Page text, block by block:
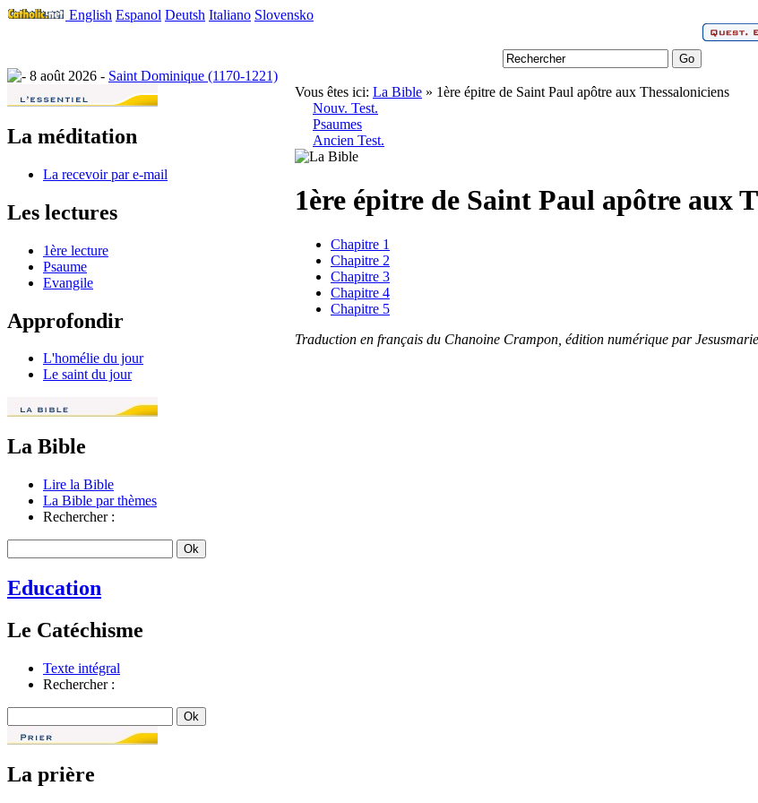
English Espanol Deutsh Italiano Slovensko
8 août 2026 - Saint Dominique (1170-1221)
La méditation
La recevoir par e-mail
Les lectures
1ère lecture
Psaume
Evangile
Approfondir
L'homélie du jour
Le saint du jour
La Bible
Lire la Bible
La Bible par thèmes
Rechercher :
Education
Le Catéchisme
Texte intégral
Rechercher :
La prière
Vous êtes ici: La Bible » 1ère épitre de Saint Paul apôtre aux Thessaloniciens
Nouv. Test.
Psaumes
Ancien Test.
1ère épitre de Saint Paul apôtre aux
Chapitre 1
Chapitre 2
Chapitre 3
Chapitre 4
Chapitre 5
Traduction en français du Chanoine Crampon, édition numérique par